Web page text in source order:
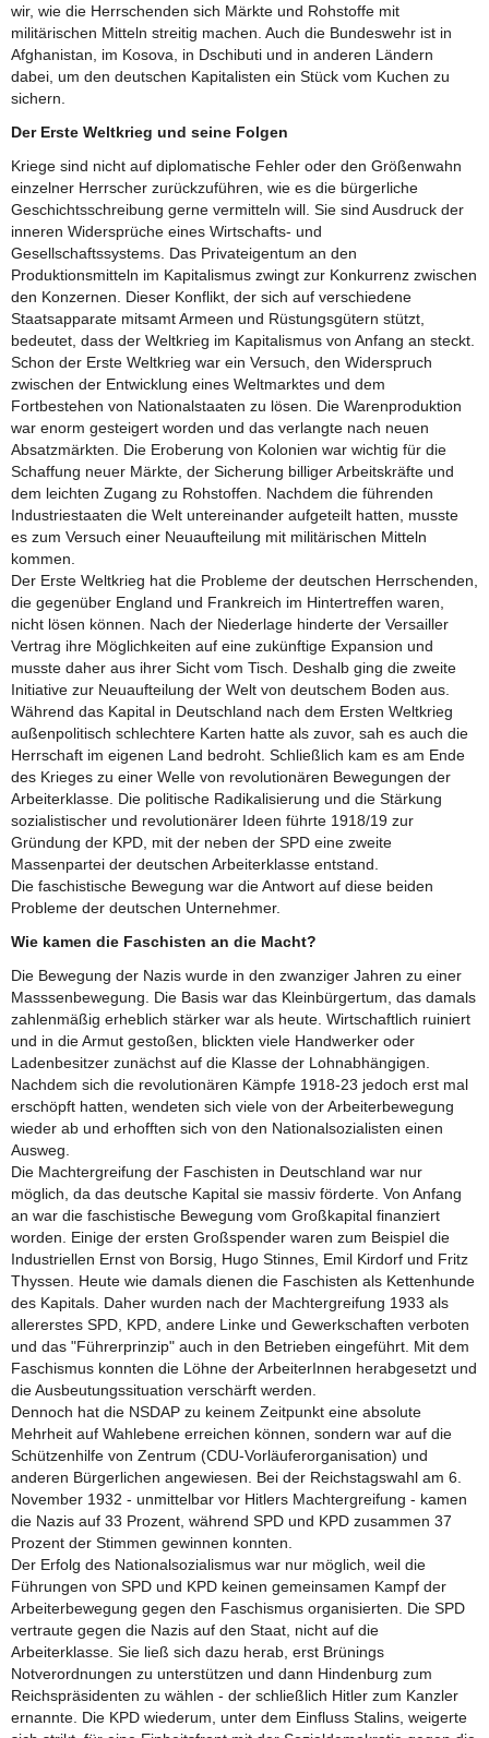
wir, wie die Herrschenden sich Märkte und Rohstoffe mit
militärischen Mitteln streitig machen. Auch die Bundeswehr ist in
Afghanistan, im Kosova, in Dschibuti und in anderen Ländern
dabei, um den deutschen Kapitalisten ein Stück vom Kuchen zu
sichern.
Der Erste Weltkrieg und seine Folgen
Kriege sind nicht auf diplomatische Fehler oder den Größenwahn
einzelner Herrscher zurückzuführen, wie es die bürgerliche
Geschichtsschreibung gerne vermitteln will. Sie sind Ausdruck der
inneren Widersprüche eines Wirtschafts- und
Gesellschaftssystems. Das Privateigentum an den
Produktionsmitteln im Kapitalismus zwingt zur Konkurrenz zwischen
den Konzernen. Dieser Konflikt, der sich auf verschiedene
Staatsapparate mitsamt Armeen und Rüstungsgütern stützt,
bedeutet, dass der Weltkrieg im Kapitalismus von Anfang an steckt.
Schon der Erste Weltkrieg war ein Versuch, den Widerspruch
zwischen der Entwicklung eines Weltmarktes und dem
Fortbestehen von Nationalstaaten zu lösen. Die Warenproduktion
war enorm gesteigert worden und das verlangte nach neuen
Absatzmärkten. Die Eroberung von Kolonien war wichtig für die
Schaffung neuer Märkte, der Sicherung billiger Arbeitskräfte und
dem leichten Zugang zu Rohstoffen. Nachdem die führenden
Industriestaaten die Welt untereinander aufgeteilt hatten, musste
es zum Versuch einer Neuaufteilung mit militärischen Mitteln
kommen.
Der Erste Weltkrieg hat die Probleme der deutschen Herrschenden,
die gegenüber England und Frankreich im Hintertreffen waren,
nicht lösen können. Nach der Niederlage hinderte der Versailler
Vertrag ihre Möglichkeiten auf eine zukünftige Expansion und
musste daher aus ihrer Sicht vom Tisch. Deshalb ging die zweite
Initiative zur Neuaufteilung der Welt von deutschem Boden aus.
Während das Kapital in Deutschland nach dem Ersten Weltkrieg
außenpolitisch schlechtere Karten hatte als zuvor, sah es auch die
Herrschaft im eigenen Land bedroht. Schließlich kam es am Ende
des Krieges zu einer Welle von revolutionären Bewegungen der
Arbeiterklasse. Die politische Radikalisierung und die Stärkung
sozialistischer und revolutionärer Ideen führte 1918/19 zur
Gründung der KPD, mit der neben der SPD eine zweite
Massenpartei der deutschen Arbeiterklasse entstand.
Die faschistische Bewegung war die Antwort auf diese beiden
Probleme der deutschen Unternehmer.
Wie kamen die Faschisten an die Macht?
Die Bewegung der Nazis wurde in den zwanziger Jahren zu einer
Masssenbewegung. Die Basis war das Kleinbürgertum, das damals
zahlenmäßig erheblich stärker war als heute. Wirtschaftlich ruiniert
und in die Armut gestoßen, blickten viele Handwerker oder
Ladenbesitzer zunächst auf die Klasse der Lohnabhängigen.
Nachdem sich die revolutionären Kämpfe 1918-23 jedoch erst mal
erschöpft hatten, wendeten sich viele von der Arbeiterbewegung
wieder ab und erhofften sich von den Nationalsozialisten einen
Ausweg.
Die Machtergreifung der Faschisten in Deutschland war nur
möglich, da das deutsche Kapital sie massiv förderte. Von Anfang
an war die faschistische Bewegung vom Großkapital finanziert
worden. Einige der ersten Großspender waren zum Beispiel die
Industriellen Ernst von Borsig, Hugo Stinnes, Emil Kirdorf und Fritz
Thyssen. Heute wie damals dienen die Faschisten als Kettenhunde
des Kapitals. Daher wurden nach der Machtergreifung 1933 als
allererstes SPD, KPD, andere Linke und Gewerkschaften verboten
und das "Führerprinzip" auch in den Betrieben eingeführt. Mit dem
Faschismus konnten die Löhne der ArbeiterInnen herabgesetzt und
die Ausbeutungssituation verschärft werden.
Dennoch hat die NSDAP zu keinem Zeitpunkt eine absolute
Mehrheit auf Wahlebene erreichen können, sondern war auf die
Schützenhilfe von Zentrum (CDU-Vorläuferorganisation) und
anderen Bürgerlichen angewiesen. Bei der Reichstagswahl am 6.
November 1932 - unmittelbar vor Hitlers Machtergreifung - kamen
die Nazis auf 33 Prozent, während SPD und KPD zusammen 37
Prozent der Stimmen gewinnen konnten.
Der Erfolg des Nationalsozialismus war nur möglich, weil die
Führungen von SPD und KPD keinen gemeinsamen Kampf der
Arbeiterbewegung gegen den Faschismus organisierten. Die SPD
vertraute gegen die Nazis auf den Staat, nicht auf die
Arbeiterklasse. Sie ließ sich dazu herab, erst Brünings
Notverordnungen zu unterstützen und dann Hindenburg zum
Reichspräsidenten zu wählen - der schließlich Hitler zum Kanzler
ernannte. Die KPD wiederum, unter dem Einfluss Stalins, weigerte